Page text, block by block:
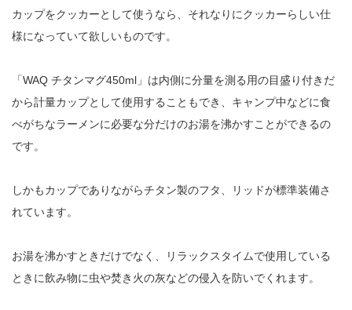
カップをクッカーとして使うなら、それなりにクッカーらしい仕
様になっていて欲しいものです。
「WAQ チタンマグ450ml」 は内側に分量を測る用の目盛り付きだ
から計量カップとして使用することもでき、キャンプ中などに食
べがちなラーメンに必要な分だけのお湯を沸かすことができるの
です。
しかもカップでありながらチタン製のフタ、リッドが標準装備さ
れています。
お湯を沸かすときだけでなく、リラックスタイムで使用している
ときに飲み物に虫や焚き火の灰などの侵入を防いでくれます。